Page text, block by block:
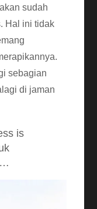
sudah
Hal ini tidak
sebagian
di jaman
is